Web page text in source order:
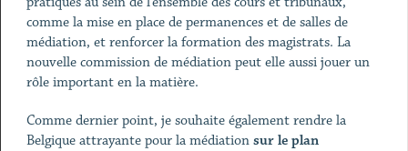
comme la mise en place de permanences et de salles de
médiation, et renforcer la formation des magistrats. La
nouvelle commission de médiation peut elle aussi jouer un
rôle important en la matière.
Comme dernier point, je souhaite également rendre la
Belgique attrayante pour la médiation sur le plan